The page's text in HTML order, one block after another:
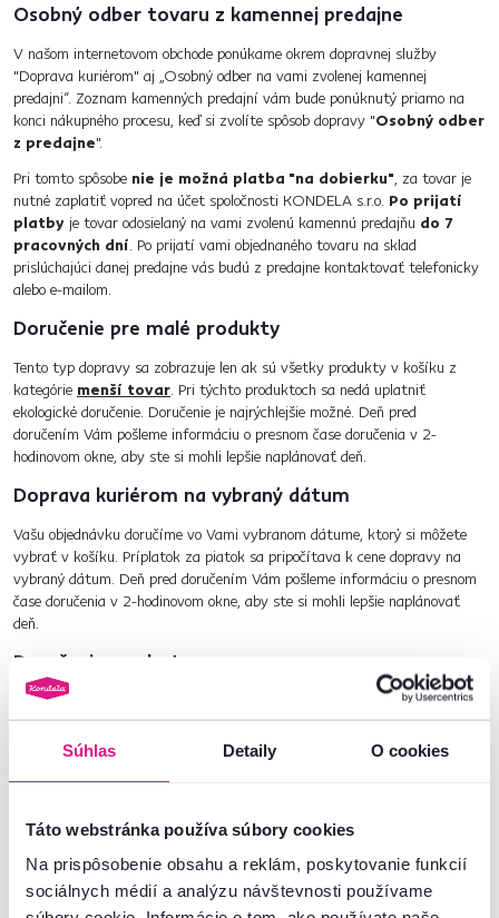
Súhlas Detaily O cookies
Táto webstránka používa súbory cookies
Na prispôsobenie obsahu a reklám, poskytovanie funkcií
sociálnych médií a analýzu návštevnosti používame
Osobný odber tovaru z kamennej predajne
V našom internetovom obchode ponúkame okrem dopravnej služby
"Doprava kuriérom" aj „Osobný odber na vami zvolenej kamennej
predajni“. Zoznam kamenných predajní vám bude ponúknutý priamo na
konci nákupného procesu, keď si zvolíte spôsob dopravy "Osobný odber
z predajne".
Pri tomto spôsobe nie je možná platba "na dobierku", za tovar je
nutné zaplatiť vopred na účet spoločnosti KONDELA s.r.o. Po prijatí
platby je tovar odosielaný na vami zvolenú kamennú predajňu do 7
pracovných dní. Po prijatí vami objednaného tovaru na sklad
prislúchajúci danej predajne vás budú z predajne kontaktovať telefonicky
alebo e-mailom.
Doručenie pre malé produkty
Tento typ dopravy sa zobrazuje len ak sú všetky produkty v košíku z
kategórie menší tovar. Pri týchto produktoch sa nedá uplatniť
ekologické doručenie. Doručenie je najrýchlejšie možné. Deň pred
doručením Vám pošleme informáciu o presnom čase doručenia v 2-
hodinovom okne, aby ste si mohli lepšie naplánovať deň.
Doprava kuriérom na vybraný dátum
Vašu objednávku doručíme vo Vami vybranom dátume, ktorý si môžete
vybrať v košíku. Príplatok za piatok sa pripočítava k cene dopravy na
vybraný dátum. Deň pred doručením Vám pošleme informáciu o presnom
čase doručenia v 2-hodinovom okne, aby ste si mohli lepšie naplánovať
deň.
Doručenie v sobotu
Pri hodnote objednávky
je možné si vybrať doručenie v
sobotu. Je potrebné si zvoliť"Dopravu na vybraný dátum"a vybrať
si z dostupných dátumov doručenia. Doručenie v sobotu je spoplatnené.
hodinovom okne, aby ste si mohli lepšie naplánovať deň.
Najrýchlejšia doprava kuriérom
Vaša objednávka dostane prednosť a bude doručená na Vašu adresu v